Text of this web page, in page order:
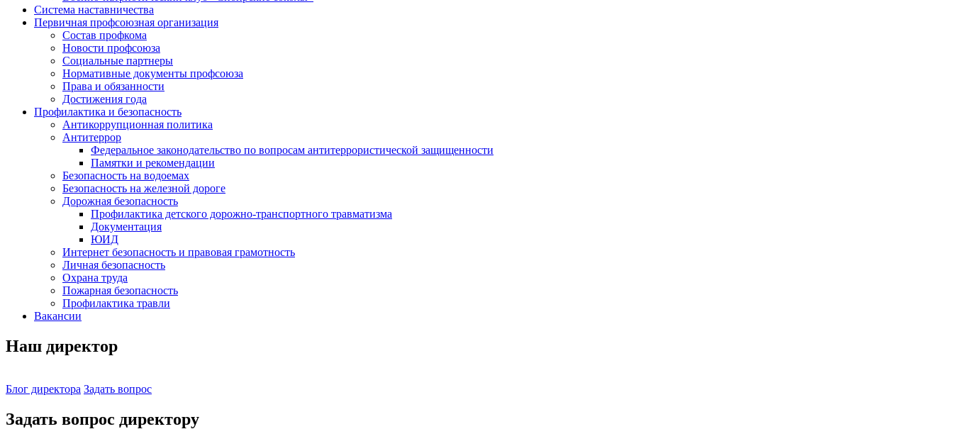
Система наставничества
Первичная профсоюзная организация
Состав профкома
Новости профсоюза
Социальные партнеры
Нормативные документы профсоюза
Права и обязанности
Достижения года
Профилактика и безопасность
Антикоррупционная политика
Антитеррор
Федеральное законодательство по вопросам антитеррористической защищенности
Памятки и рекомендации
Безопасность на водоемах
Безопасность на железной дороге
Дорожная безопасность
Профилактика детского дорожно-транспортного травматизма
Документация
ЮИД
Интернет безопасность и правовая грамотность
Личная безопасность
Охрана труда
Пожарная безопасность
Профилактика травли
Вакансии
Наш директор
Блог директора Задать вопрос
Задать вопрос директору